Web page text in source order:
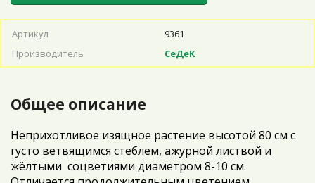
Артикул
9361
Производитель
СеДеК
Общее описание
Неприхотливое изящное растение высотой 80 см с
густо ветвящимся стеблем, ажурной листвой и
жёлтыми соцветиями диаметром 8-10 см.